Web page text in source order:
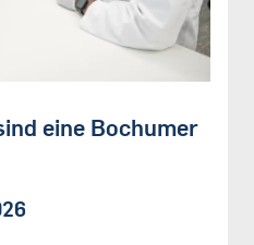
eine Bochumer